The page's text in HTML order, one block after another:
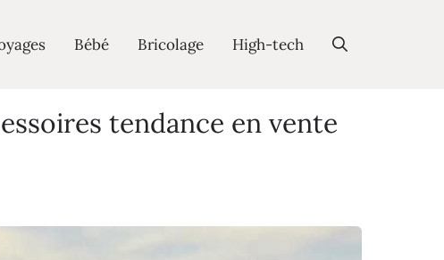
Bébé Bricolage High-tech
tendance en vente